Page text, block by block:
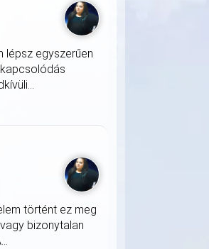
lépsz egyszerűen
történt ez meg
bizonytalan